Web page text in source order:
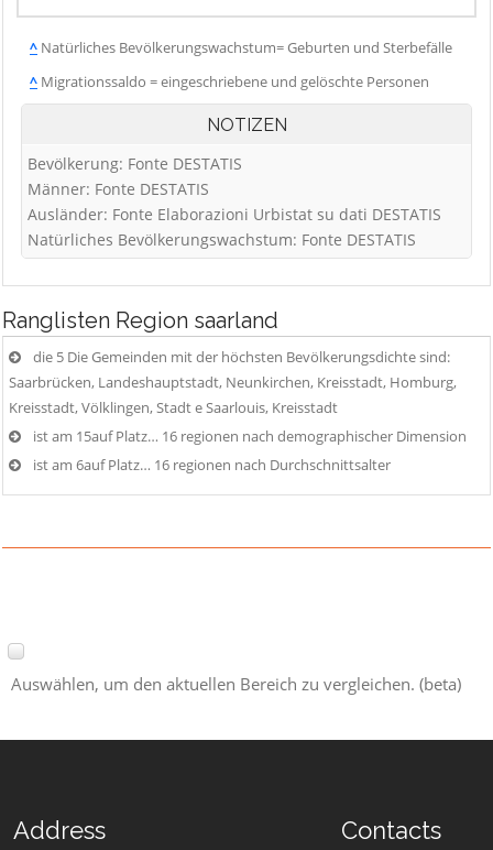
^ Natürliches Bevölkerungswachstum= Geburten und Sterbefälle
^ Migrationssaldo = eingeschriebene und gelöschte Personen
NOTIZEN
Bevölkerung: Fonte DESTATIS
Männer: Fonte DESTATIS
Ausländer: Fonte Elaborazioni Urbistat su dati DESTATIS
Natürliches Bevölkerungswachstum: Fonte DESTATIS
Ranglisten Region saarland
die 5 Die Gemeinden mit der höchsten Bevölkerungsdichte sind:
Saarbrücken, Landeshauptstadt, Neunkirchen, Kreisstadt, Homburg,
Kreisstadt, Völklingen, Stadt e Saarlouis, Kreisstadt
ist am 15auf Platz… 16 regionen nach demographischer Dimension
ist am 6auf Platz… 16 regionen nach Durchschnittsalter
Auswählen, um den aktuellen Bereich zu vergleichen. (beta)
Address Contacts